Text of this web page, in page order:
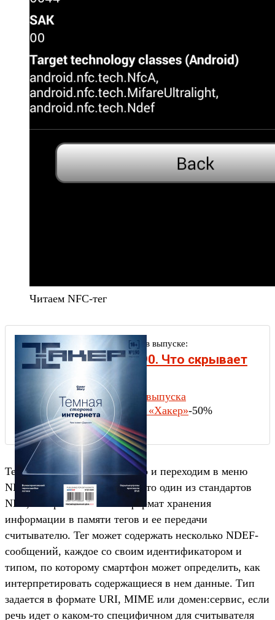
Читаем NFC-тег
Другие статьи в выпуске:
Хакер #190. Что скрывает
Содержание выпуска
Подписка на «Хакер»-50%
Теперь возвращаемся обратно и переходим в меню
NDEF information. NDEF — это один из стандартов
NFC, который описывает формат хранения
информации в памяти тегов и ее передачи
считывателю. Тег может содержать несколько NDEF-
сообщений, каждое со своим идентификатором и
типом, по которому смартфон может определить, как
интерпретировать содержащиеся в нем данные. Тип
задается в формате URI, MIME или домен:сервис, если
речь идет о каком-то специфичном для считывателя